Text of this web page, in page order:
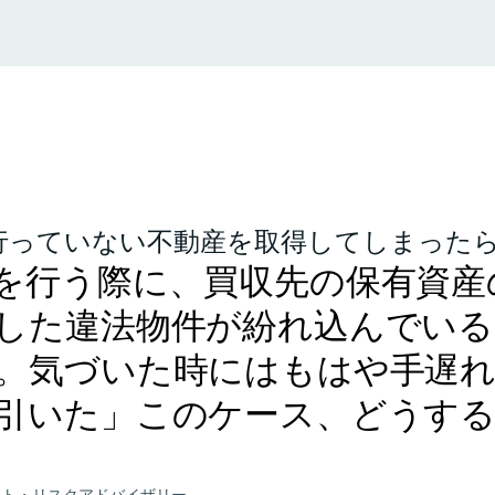
ていない不動産を取得してしまった
行う際に、買収先の保有資産
た違法物件が紛れ込んでい
気づいた時にはもはや手遅れ
いた」このケース、どうす